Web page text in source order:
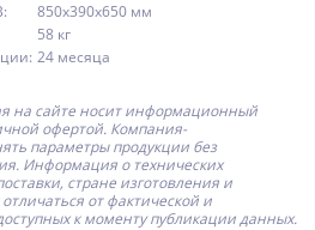
850x390x650 мм
58 кг
24 месяца
на сайте носит информационный
офертой. Компания-
параметры продукции без
Информация о технических
стране изготовления и
от фактической и
к моменту публикации данных.